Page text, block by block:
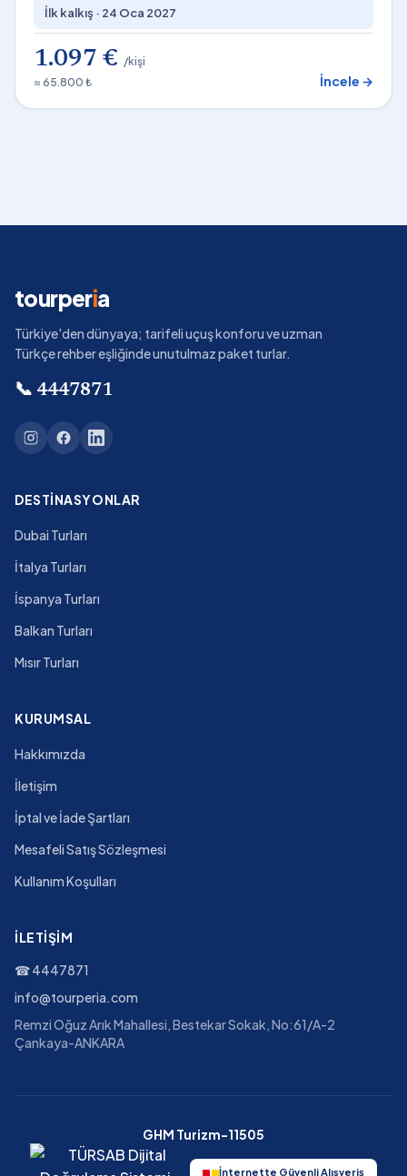
İlk kalkış · 24 Oca 2027
1.097 € /kişi
≈ 65.800 ₺
İncele →
tourperia
Türkiye'den dünyaya; tarifeli uçuş konforu ve uzman
Türkçe rehber eşliğinde unutulmaz paket turlar.
📞 4447871
DESTINASYONLAR
Dubai Turları
İtalya Turları
İspanya Turları
Balkan Turları
Mısır Turları
KURUMSAL
Hakkımızda
İletişim
İptal ve İade Şartları
Mesafeli Satış Sözleşmesi
Kullanım Koşulları
İLETIŞIM
☎4447871
info@tourperia.com
Remzi Oğuz Arık Mahallesi, Bestekar Sokak, No:61/A-2
Çankaya-ANKARA
GHM Turizm-11505
İnternette Güvenli Alışveriş